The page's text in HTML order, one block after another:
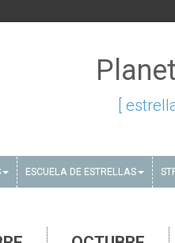
[
ESCUELA DE ESTRELLAS